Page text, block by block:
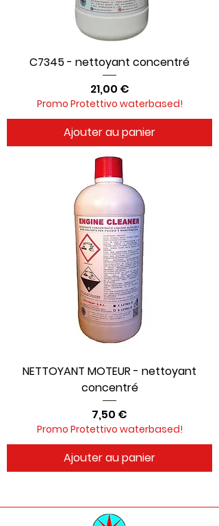
C7345 - nettoyant concentré
Prix
21,00 €
Promo Protettivo waterbased!
Ajouter au panier
NETTOYANT MOTEUR - nettoyant
concentré
Prix
7,50 €
Promo Protettivo waterbased!
Ajouter au panier